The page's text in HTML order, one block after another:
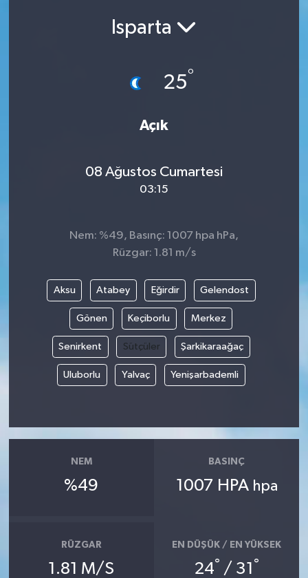
Isparta
25°
Açık
08 Ağustos Cumartesi
03:15
Nem: %49, Basınç: 1007 hpa hPa,
Rüzgar: 1.81 m/s
Aksu Atabey Eğirdir Gelendost
Gönen Keçiborlu Merkez
Senirkent Sütçüler Şarkikaraağaç
Uluborlu Yalvaç Yenişarbademli
NEM
%49
BASINÇ
1007 HPA hpa
RÜZGAR
1.81 M/S
EN DÜŞÜK / EN YÜKSEK
24° / 31 °